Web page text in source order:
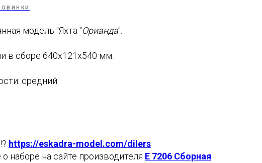
модель "Яхта "Орианда".
в сборе 640х121х540 мм.
средний.
https://eskadra-model.com/dilers
наборе на сайте производителя E 7206 Сборная